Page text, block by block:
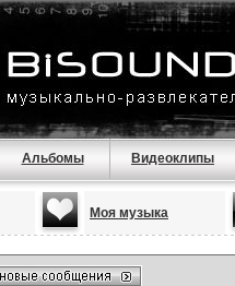
Альбомы Видеоклипы
Моя музыка